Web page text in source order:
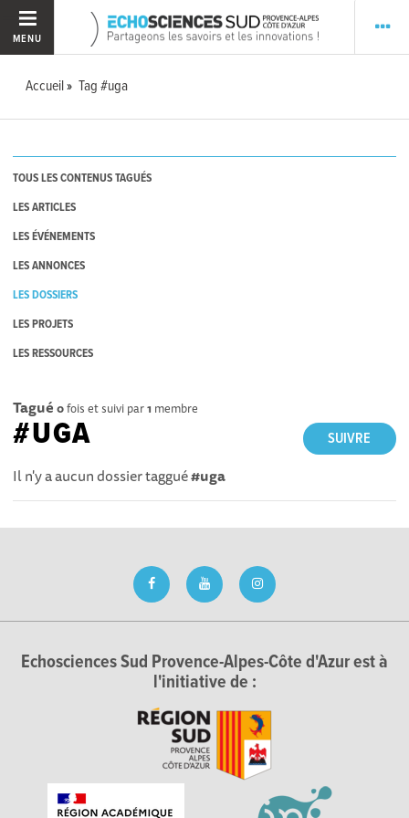
MENU
Accueil Tag #uga
TOUS LES CONTENUS TAGUÉS
LES ARTICLES
LES ÉVÉNEMENTS
LES ANNONCES
LES DOSSIERS
LES PROJETS
LES RESSOURCES
Tagué 0fois et suivi par1 membre
SUIVRE
#UGA
Il n'y a aucun dossier taggué#uga
Echosciences Sud Provence-Alpes-Côte d'Azur est à
l'initiative de :